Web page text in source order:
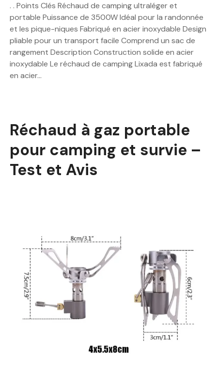
. . Points Clés Réchaud de camping ultraléger et
portable Puissance de 3500W Idéal pour la randonnée
et les pique-niques Fabriqué en acier inoxydable Design
pliable pour un transport facile Comprend un sac de
rangement Description Construction solide en acier
inoxydable Le réchaud de camping Lixada est fabriqué
en acier…
Réchaud à gaz portable
pour camping et survie –
Test et Avis